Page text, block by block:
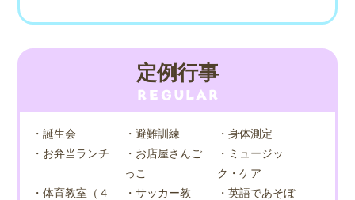
定例行事
・誕生会 ・避難訓練
・身体測定
・お弁当ランチ
・お店屋さんご
っこ
・ミュージッ
ク・ケア
・体育教室（４
・サッカー教
・英語であそぼ